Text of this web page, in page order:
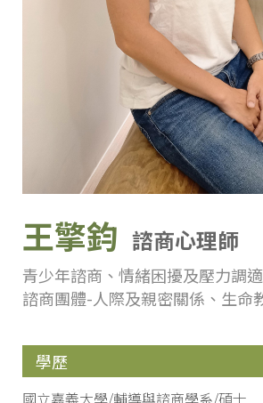
王擎鈞 諮商心理師
青少年諮商、情緒困擾及壓力調
諮商團體-人際及親密關係、生命
學歷
國立嘉義大學/輔導與諮商學系/碩士